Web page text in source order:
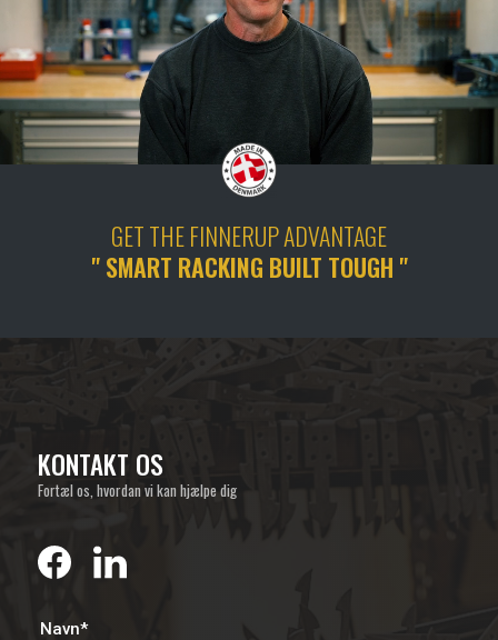
GET THE FINNERUP ADVANTAGE
" SMART RACKING BUILT TOUGH "
KONTAKT OS
Fortæl os, hvordan vi kan hjælpe dig
Navn*